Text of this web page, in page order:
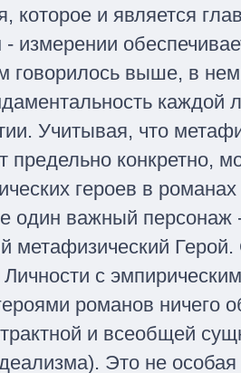
которое и является
измерении
говорилось выше, в
каждой
Учитывая, что
предельно конкретно,
героев в романах
один важный персонаж
метафизический
с
романов ничего
и всеобщей
Это не особая